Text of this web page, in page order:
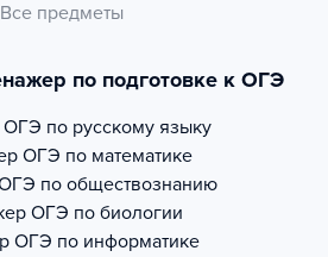
Все предметы
по подготовке к ОГЭ
ОГЭ по русскому языку
ОГЭ по математике
по обществознанию
ОГЭ по биологии
ОГЭ по информатике